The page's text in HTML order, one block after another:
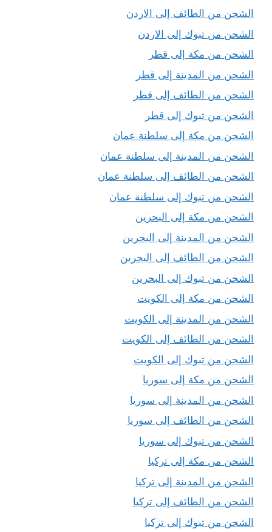
الشحن من الطائف إلى الاردن
الشحن من تبوك إلى الاردن
الشحن من مكة إلى قطر
الشحن من المدينة إلى قطر
الشحن من الطائف إلى قطر
الشحن من تبوك إلى قطر
الشحن من مكة إلى سلطنة عمان
الشحن من المدينة إلى سلطنة عمان
الشحن من الطائف إلى سلطنة عمان
الشحن من تبوك إلى سلطنة عمان
الشحن من مكة إلى البحرين
الشحن من المدينة إلى البحرين
الشحن من الطائف إلى البحرين
الشحن من تبوك إلى البحرين
الشحن من مكة إلى الكويت
الشحن من المدينة إلى الكويت
الشحن من الطائف إلى الكويت
الشحن من تبوك إلى الكويت
الشحن من مكة إلى سوريا
الشحن من المدينة إلى سوريا
الشحن من الطائف إلى سوريا
الشحن من تبوك إلى سوريا
الشحن من مكة إلى تركيا
الشحن من المدينة إلى تركيا
الشحن من الطائف إلى تركيا
الشحن من تبوك إلى تركيا